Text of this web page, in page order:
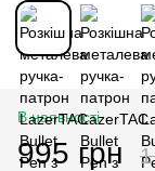
В наявності
995 грн